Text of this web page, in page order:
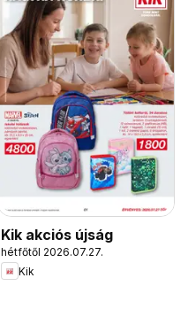
Kik akciós újság
hétfőtől 2026.07.27.
Kik